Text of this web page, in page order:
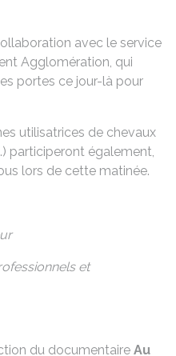
avec le service
Agglomération, qui
portes ce jour-là pour
utilisatrices de chevaux
participeront également,
lors de cette matinée.
et
du documentaire Au